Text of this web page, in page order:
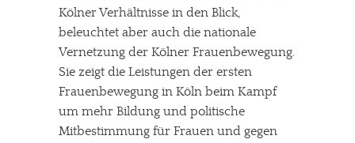
Kölner Verhältnisse in den Blick,
beleuchtet aber auch die nationale
Vernetzung der Kölner Frauenbewegung.
Sie zeigt die Leistungen der ersten
Frauenbewegung in Köln beim Kampf
um mehr Bildung und politische
Mitbestimmung für Frauen und gegen